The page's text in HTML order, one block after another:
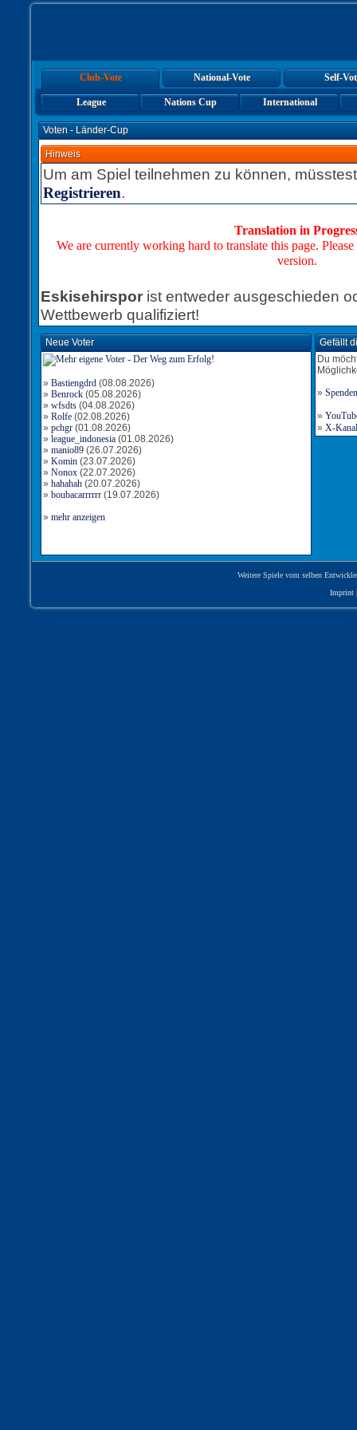
Club-Vote National-Vote Self-
League Nations Cup International
Voten - Länder-Cup
Hinweis
Um am Spiel teilnehmen zu können,
Registrieren.
Translation in
We are currently working hard to translate this page.
version.
Eskisehirspor ist entweder ausgeschieden
Wettbewerb qualifiziert!
Neue Voter
» Bastiengdrd (08.08.2026)
» Benrock (05.08.2026)
» wfsdts (04.08.2026)
» Rolfe (02.08.2026)
» pchgr (01.08.2026)
» league_indonesia (01.08.2026)
» manio89 (26.07.2026)
» Komin (23.07.2026)
» Nonox (22.07.2026)
» hahahah (20.07.2026)
» boubacarrrrrr (19.07.2026)
» mehr anzeigen
Gefällt
Du
» Spenden
»
» X-
Weitere Spiele vom selben
Imprint